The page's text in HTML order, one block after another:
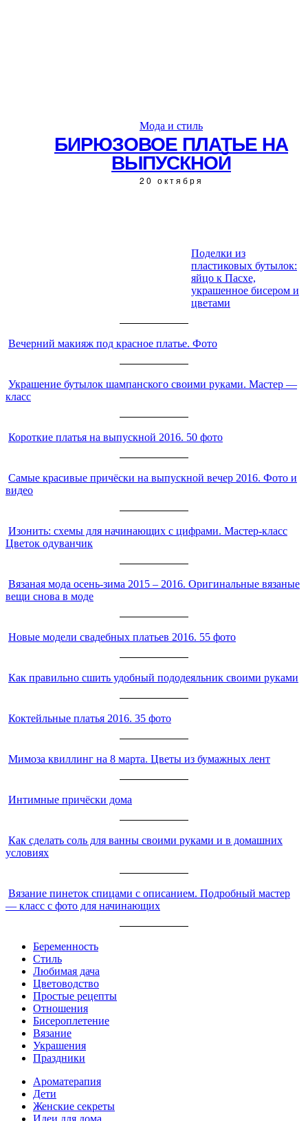
Мода и стиль
БИРЮЗОВОЕ ПЛАТЬЕ НА
ВЫПУСКНОЙ
20 октября
Поделки из
пластиковых бутылок:
яйцо к Пасхе,
украшенное бисером и
цветами
Вечерний макияж под красное платье. Фото
Украшение бутылок шампанского своими руками. Мастер —
класс
Короткие платья на выпускной 2016. 50 фото
Самые красивые причёски на выпускной вечер 2016. Фото и
видео
Изонить: схемы для начинающих с цифрами. Мастер-класс
Цветок одуванчик
Вязаная мода осень-зима 2015 – 2016. Оригинальные вязаные
вещи снова в моде
Новые модели свадебных платьев 2016. 55 фото
Как правильно сшить удобный пододеяльник своими руками
Коктейльные платья 2016. 35 фото
Мимоза квиллинг на 8 марта. Цветы из бумажных лент
Интимные причёски дома
Как сделать соль для ванны своими руками и в домашних
условиях
Вязание пинеток спицами с описанием. Подробный мастер
— класс с фото для начинающих
Беременность
Стиль
Любимая дача
Цветоводство
Простые рецепты
Отношения
Бисероплетение
Вязание
Украшения
Праздники
Ароматерапия
Дети
Женские секреты
Идеи для дома